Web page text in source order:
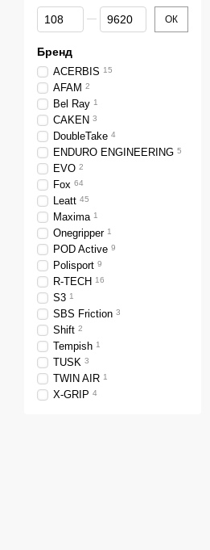
Від Ціна, грн
До Ціна, грн ОК
Бренд
ACERBIS 15
AFAM 2
Bel Ray 1
CAKEN 3
DoubleTake 4
ENDURO ENGINEERING 5
EVO 2
Fox 64
Leatt 45
Maxima 1
Onegripper 1
POD Active 9
Polisport 9
R-TECH 16
S3 1
SBS Friction 3
Shift 2
Tempish 1
TUSK 3
TWIN AIR 1
X-GRIP 4